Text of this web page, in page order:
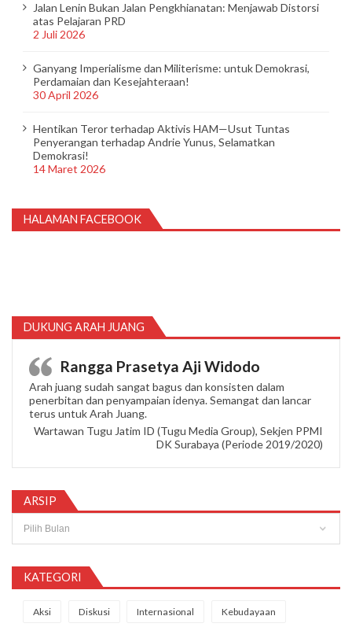
Jalan Lenin Bukan Jalan Pengkhianatan: Menjawab Distorsi
atas Pelajaran PRD
2 Juli 2026
Ganyang Imperialisme dan Militerisme: untuk Demokrasi,
Perdamaian dan Kesejahteraan!
30 April 2026
Hentikan Teror terhadap Aktivis HAM—Usut Tuntas
Penyerangan terhadap Andrie Yunus, Selamatkan
Demokrasi!
14 Maret 2026
HALAMAN FACEBOOK
DUKUNG ARAH JUANG
Rangga Prasetya Aji Widodo
Arah juang sudah sangat bagus dan konsisten dalam
penerbitan dan penyampaian idenya. Semangat dan lancar
terus untuk Arah Juang.
Wartawan Tugu Jatim ID (Tugu Media Group), Sekjen PPMI
DK Surabaya (Periode 2019/2020)
ARSIP
KATEGORI
Aksi Diskusi Internasional Kebudayaan